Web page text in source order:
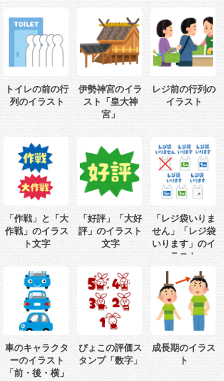
3月27日21时43分51
秒-7tc7twspd.com」の検索結果
トイレの前の行
列のイラスト
伊勢神宮のイラ
スト「皇大神
宮」
レジ前の行列の
イラスト
「作戦」と「大
作戦」のイラス
ト文字
「好評」「大好
評」のイラスト
文字
「レジ袋いりま
せん」「レジ袋
いります」のイ
ラスト
車のキャラクタ
ーのイラスト
「前・後・横」
ぴょこの評価ス
タンプ「数字」
成長期のイラス
ト